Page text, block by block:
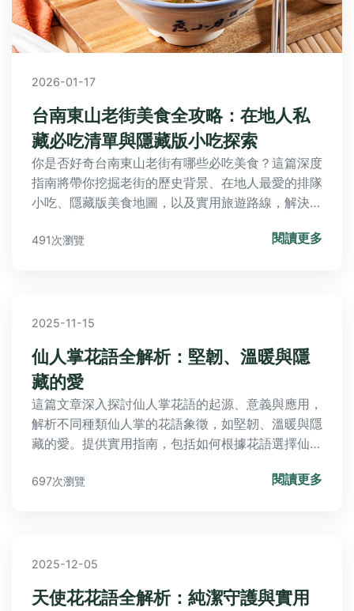
2026-01-17
台南東山老街美食全攻略：在地人私
藏必吃清單與隱藏版小吃探索
你是否好奇台南東山老街有哪些必吃美食？這篇深度
指南將帶你挖掘老街的歷史背景、在地人最愛的排隊
小吃、隱藏版美食地圖，以及實用旅遊路線，解決你
491次瀏覽 閱讀更多
2025-11-15
仙人掌花語全解析：堅韌、溫暖與隱
藏的愛
這篇文章深入探討仙人掌花語的起源、意義與應用，
解析不同種類仙人掌的花語象徵，如堅韌、溫暖與隱
藏的愛。提供實用指南，包括如何根據花語選擇仙人
裝飾時做出明智決策。內容涵蓋歷史背景、種類比較
697次瀏覽 閱讀更多
2025-12-05
天使花花語全解析：純潔守護與實用